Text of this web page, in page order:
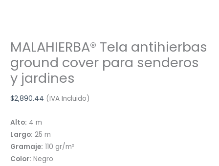
MALAHIERBA® Tela antihierbas
ground cover para senderos
y jardines
$2,890.44 (IVA Incluido)
Alto: 4 m
Largo: 25 m
Gramaje: 110 gr/m²
Color: Negro